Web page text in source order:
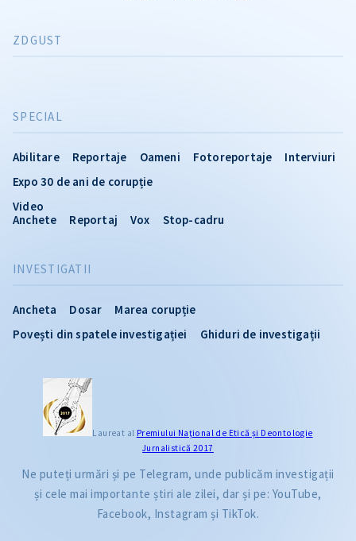
INVESTIGATII
Ancheta Dosar
Marea corupție
Povești din spatele investigației
Ghiduri de investigații
SPECIAL
Abilitare Reportaje Oameni Fotoreportaje
Interviuri
Expo 30 de ani de corupție
Video
Anchete
Reportaj Vox Stop-cadru
ZDGUST
Laureat al Premiului Naţional de Etică și Deontologie
Jurnalistică 2017
Ne puteți urmări și pe Telegram, unde publicăm investigații
și cele mai importante știri ale zilei, dar și pe: YouTube,
Facebook, Instagram și TikTok.